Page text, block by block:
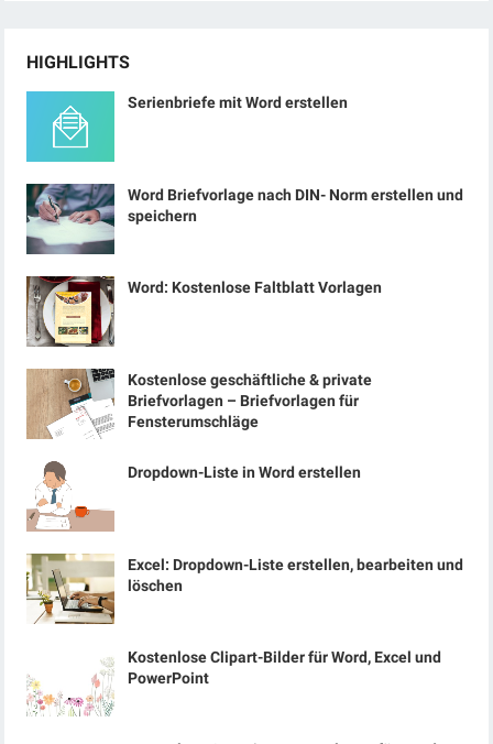
HIGHLIGHTS
Serienbriefe mit Word erstellen
Word Briefvorlage nach DIN- Norm erstellen und
speichern
Word: Kostenlose Faltblatt Vorlagen
Kostenlose geschäftliche & private
Briefvorlagen – Briefvorlagen für
Fensterumschläge
Dropdown-Liste in Word erstellen
Excel: Dropdown-Liste erstellen, bearbeiten und
löschen
Kostenlose Clipart-Bilder für Word, Excel und
PowerPoint